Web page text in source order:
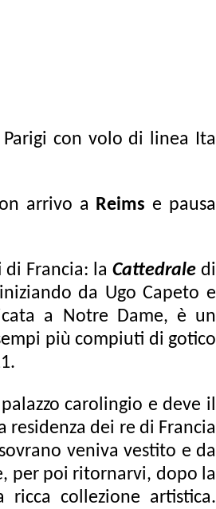
con volo di linea Ita
arrivo a Reims e pausa
Francia: la Cattedrale di
da Ugo Capeto e
a Notre Dame, è un
più compiuti di gotico
carolingio e deve il
residenza dei re di Francia
veniva vestito e da
per poi ritornarvi, dopo la
collezione artistica.